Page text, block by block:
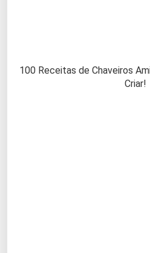
100 Receitas de Chaveiros
Criar!